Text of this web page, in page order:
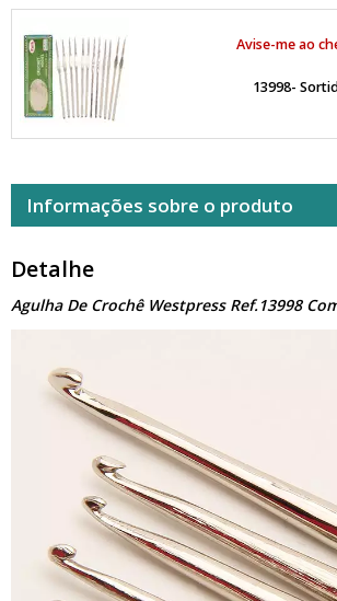
Avise-me ao
13998-
Informações sobre o produto
Detalhe
Agulha De Crochê Westpress Ref.13998